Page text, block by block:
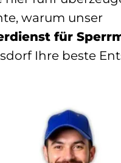
warum unser
für
Ihre beste